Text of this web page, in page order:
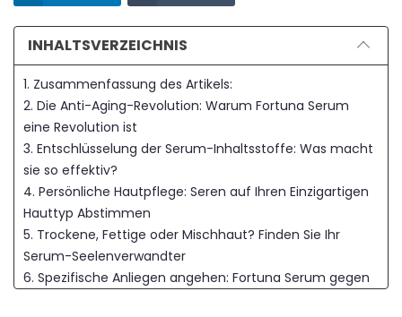
INHALTSVERZEICHNIS
1. Zusammenfassung des Artikels:
2. Die Anti-Aging-Revolution: Warum Fortuna Serum
eine Revolution ist
3. Entschlüsselung der Serum-Inhaltsstoffe: Was macht
sie so effektiv?
4. Persönliche Hautpflege: Seren auf Ihren Einzigartigen
Hauttyp Abstimmen
5. Trockene, Fettige oder Mischhaut? Finden Sie Ihr
Serum-Seelenverwandter
6. Spezifische Anliegen angehen: Fortuna Serum gegen